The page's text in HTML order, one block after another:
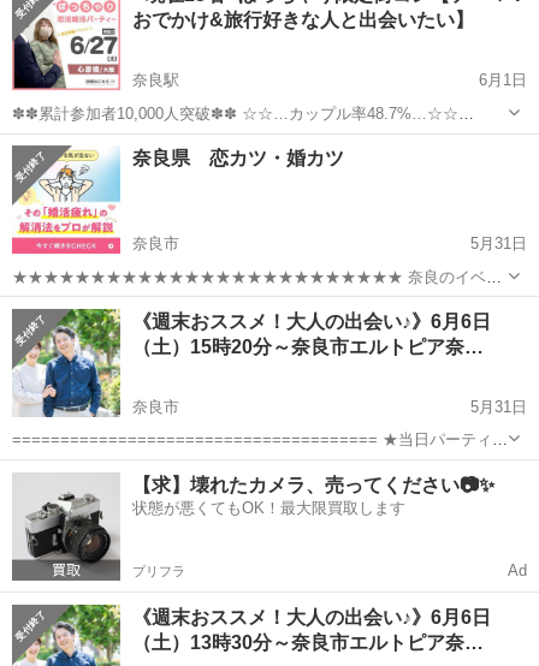
おでかけ&旅行好きな人と出会いたい】
奈良駅
6月1日
✽✽累計参加者10,000人突破✽✽ ☆☆…カップル率48.7%…☆☆
★゜･｡･｡･゜☆゜･｡･｡･゜★ 【ぽっちゃり＆みけぽ女性】と 【ぽちゃ
好き男性】限定パーティ ★゜･｡･｡･゜☆゜･｡･｡･゜★ ...
奈良 奈良市 奈良駅 パーティー
奈良県 恋カツ・婚カツ
奈良市
5月31日
★★★★★★★★★★★★★★★★★★★★★★★★★ 奈良のイベン
ト情報 https://www.dreams-support.com/blog/archives/115328 詳細は
（お申し込み）を押してくださ...
奈良 奈良市 パーティー まほろば
《週末おススメ！大人の出会い♪》6月6日
（土）15時20分～奈良市エルトピア奈…
奈良市
5月31日
====================================== ★当日パーティの
流れ 通常婚活パーティ1時間30分程度★ ①受付・プロフィールカー
ド記入※参加料金は当日受付でお願いします。 ②1対1の...
奈良 奈良市 パーティー
【求】壊れたカメラ、売ってください📷✨
状態が悪くてもOK！最大限買取します
プリフラ Ad
《週末おススメ！大人の出会い♪》6月6日
（土）13時30分～奈良市エルトピア奈…